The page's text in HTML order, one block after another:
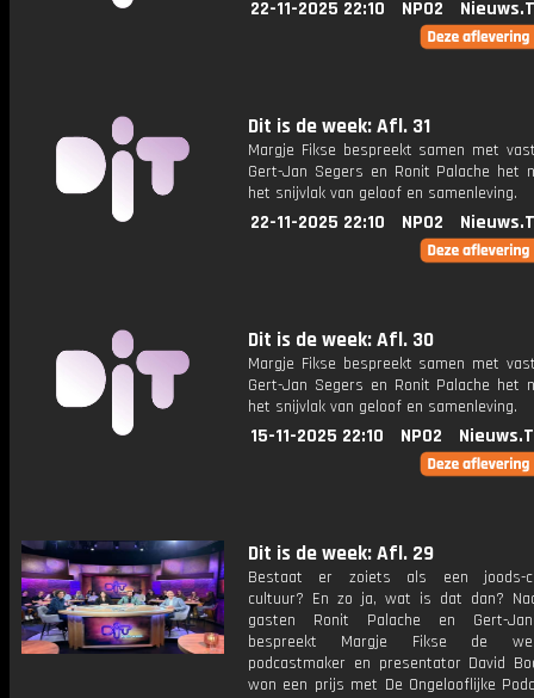
22-11-2025 22:10 NPO2
Dit is de week: Afl. 31
Margje Fikse bespreekt samen met
Gert-Jan Segers en Ronit Palache het
het snijvlak van geloof en samenleving.
22-11-2025 22:10 NPO2
Dit is de week: Afl. 30
Margje Fikse bespreekt samen met
Gert-Jan Segers en Ronit Palache het
het snijvlak van geloof en samenleving.
15-11-2025 22:10 NPO2
Dit is de week: Afl. 29
Bestaat er zoiets als een joods-
cultuur? En zo ja, wat is dat dan?
gasten Ronit Palache en Gert-
bespreekt Margje Fikse de
podcastmaker en presentator David
won een prijs met De Ongelooflijke